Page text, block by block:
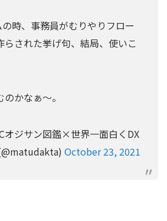
の時、事務員がむりやりフロー
らされた挙げ句、結局、使いこ
かなぁ〜。
オジサン図鑑×世界一面白くDX
October 23, 2021